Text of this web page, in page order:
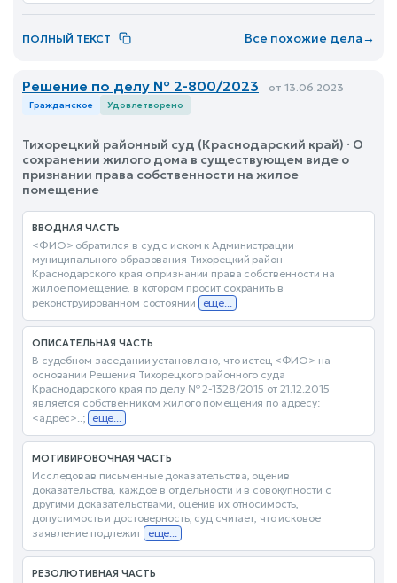
ПОЛНЫЙ ТЕКСТ Все похожие дела→
Решение по делу № 2-800/2023 от 13.06.2023
Гражданское Удовлетворено
Тихорецкий районный суд (Краснодарский край) · О
сохранении жилого дома в существующем виде о
признании права собственности на жилое
помещение
ВВОДНАЯ ЧАСТЬ
<ФИО> обратился в суд с иском к Администрации
муниципального образования Тихорецкий район
Краснодарского края о признании права собственности на
жилое помещение, в котором просит сохранить в
реконструированном состоянии
еще...
ОПИСАТЕЛЬНАЯ ЧАСТЬ
В судебном заседании установлено, что истец <ФИО> на
основании Решения Тихорецкого районного суда
Краснодарского края по делу № 2-1328/2015 от 21.12.2015
является собственником жилого помещения по адресу:
<адрес>..; еще...
МОТИВИРОВОЧНАЯ ЧАСТЬ
Исследовав письменные доказательства, оценив
доказательства, каждое в отдельности и в совокупности с
другими доказательствами, оценив их относимость,
допустимость и достоверность, суд считает, что исковое
заявление подлежит еще...
РЕЗОЛЮТИВНАЯ ЧАСТЬ